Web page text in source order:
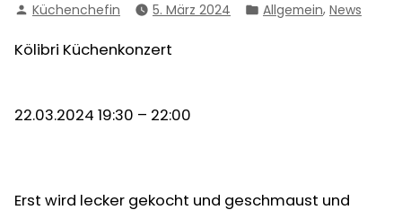
Verfasst
Küchenchefin 5. März 2024
Veröffentlicht
Allgemein, News
Kölibri Küchenkonzert
22.03.2024 19:30 – 22:00
Erst wird lecker gekocht und geschmaust und